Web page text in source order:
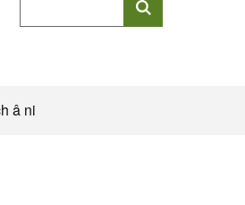
allweddeiriau
â ni